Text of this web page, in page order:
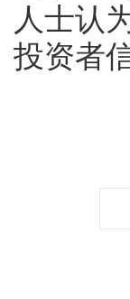
人士认
投资者